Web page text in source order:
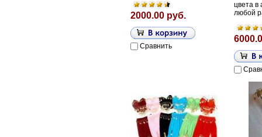
2000.00 руб.
Сравнить
цвета в
любой